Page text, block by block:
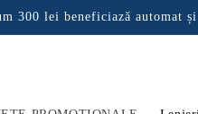
300 lei beneficiază automat